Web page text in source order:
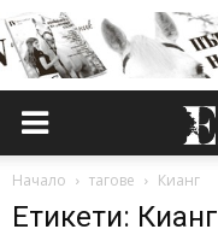
Начало тагове Кианг
Етикети: Кианг